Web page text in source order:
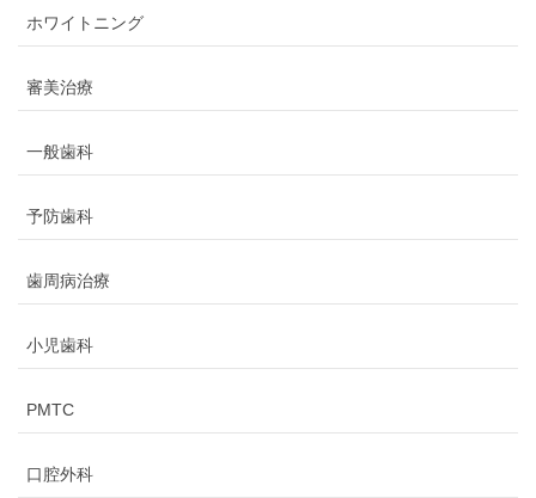
ホワイトニング
審美治療
一般歯科
予防歯科
歯周病治療
小児歯科
PMTC
口腔外科